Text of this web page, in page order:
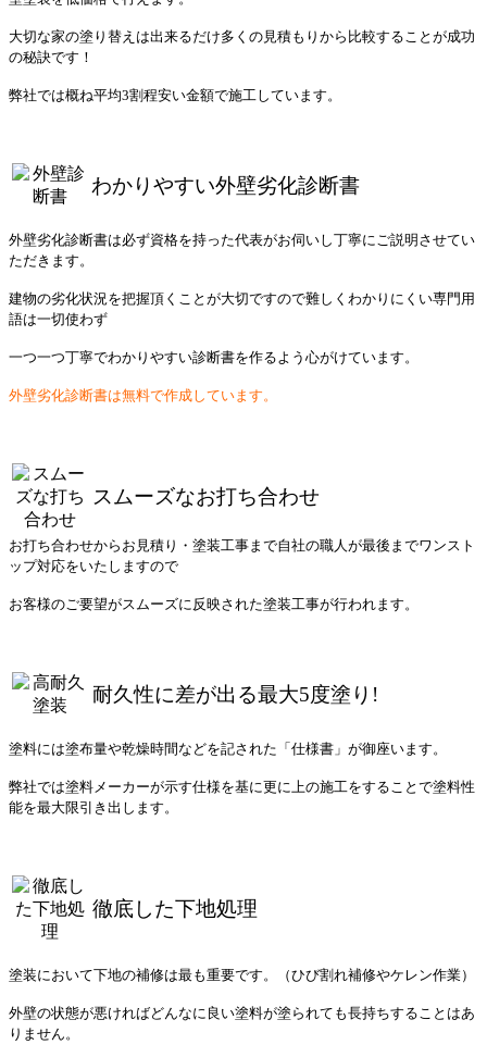
大切な家の塗り替えは出来るだけ多くの見積もりから比較することが成功
の秘訣です！
弊社では概ね平均3割程安い⾦額で施工しています。
わかりやすい外壁劣化診断書
外壁劣化診断書は必ず資格を持った代表がお伺いし丁寧にご説明させてい
ただきます。
建物の劣化状況を把握頂くことが大切ですので難しくわかりにくい専門用
語は一切使わず
一つ一つ丁寧でわかりやすい診断書を作るよう心がけています。
外壁劣化診断書は無料で作成しています。
スムーズなお打ち合わせ
お打ち合わせからお見積り・塗装工事まで自社の職人が最後までワンスト
ップ対応をいたしますので
お客様のご要望がスムーズに反映された塗装工事が行われます。
耐久性に差が出る最大5度塗り!
塗料には塗布量や乾燥時間などを記された「仕様書」が御座います。
弊社では塗料メーカーが示す仕様を基に更に上の施工をすることで塗料性
能を最⼤限引き出します。
徹底した下地処理
塗装において下地の補修は最も重要です。（ひび割れ補修やケレン作業）
外壁の状態が悪ければどんなに良い塗料が塗られても長持ちすることはあ
りません。